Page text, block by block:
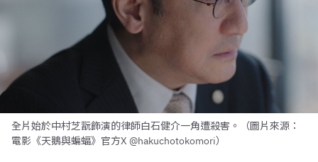
全片始於中村芝翫飾演的律師白石健介一角遭殺害。（圖片來源：
電影《天鵝與蝙蝠》官方X @hakuchotokomori）